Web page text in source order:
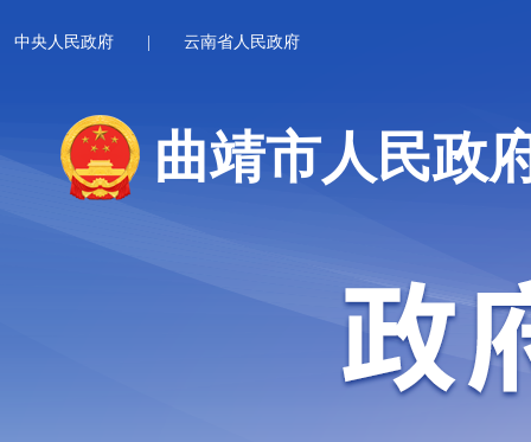
中央人民政府 云南省人民政府
曲靖市人民政